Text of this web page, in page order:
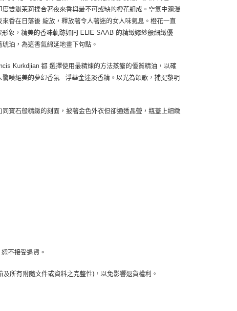
雙瓣茉莉揉合著夜來香與最不可或缺的橙花組成。空氣中瀰漫
香在日落後 綻放，釋放著令人著迷的女人味氣息。橙花一直
象，精美的香味軌跡如同 ELIE SAAB 的精緻嫁紗般細緻優
珀，為這香氣綿延地畫下句點。
Kurkdjian 都 選擇使用最精煉的方法蒸餾的優質精油，以確
嘆絕美的夢幻香氛---浮華金迷淡香精。以光為頌歌，捕捉黎明
寶石般精緻的刻面，披著金色外衣但卻通透晶瑩，瓶蓋上細緻
不接受退貨。
所有附隨文件或資料之完整性)，以免影響退貨權利。